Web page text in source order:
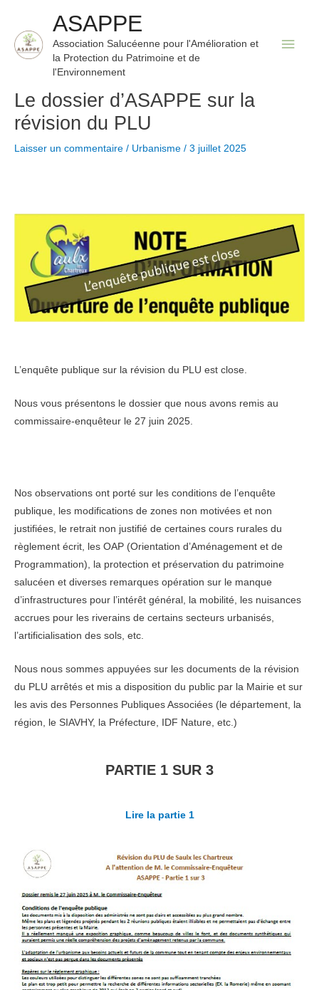
contenu
ASAPPE
Association Salucéenne pour l'Amélioration et
la Protection du Patrimoine et de
l'Environnement
Le dossier d’ASAPPE sur la
révision du PLU
Laisser un commentaire / Urbanisme / 3 juillet 2025
L’enquête publique sur la révision du PLU est close.
Nous vous présentons le dossier que nous avons remis au
commissaire-enquêteur le 27 juin 2025.
Nos observations ont porté sur les conditions de l’enquête
publique, les modifications de zones non motivées et non
justifiées, le retrait non justifié de certaines cours rurales du
règlement écrit, les OAP (Orientation d’Aménagement et de
Programmation), la protection et préservation du patrimoine
salucéen et diverses remarques opération sur le manque
d’infrastructures pour l’intérêt général, la mobilité, les nuisances
accrues pour les riverains de certains secteurs urbanisés,
l’artificialisation des sols, etc.
Nous nous sommes appuyées sur les documents de la révision
du PLU arrêtés et mis a disposition du public par la Mairie et sur
les avis des Personnes Publiques Associées (le département, la
région, le SIAVHY, la Préfecture, IDF Nature, etc.)
PARTIE 1 SUR 3
Lire la partie 1